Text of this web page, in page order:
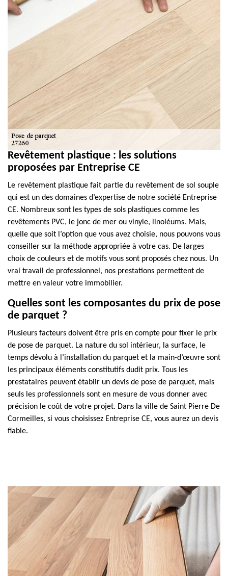
Revêtement plastique : les solutions
proposées par Entreprise CE
Le revêtement plastique fait partie du revêtement de sol souple
qui est un des domaines d’expertise de notre société Entreprise
CE. Nombreux sont les types de sols plastiques comme les
revêtements PVC, le jonc de mer ou vinyle, linoléums. Mais,
quelle que soit l’option que vous avez choisie, nous pouvons vous
conseiller sur la méthode appropriée à votre cas. De larges
choix de couleurs et de motifs vous sont proposés chez nous. Un
vrai travail de professionnel, nos prestations permettent de
mettre en valeur votre immobilier.
Quelles sont les composantes du prix de pose
de parquet ?
Plusieurs facteurs doivent être pris en compte pour fixer le prix
de pose de parquet. La nature du sol intérieur, la surface, le
temps dévolu à l’installation du parquet et la main-d’œuvre sont
les principaux éléments constitutifs dudit prix. Tous les
prestataires peuvent établir un devis de pose de parquet, mais
seuls les professionnels sont en mesure de vous donner avec
précision le coût de votre projet. Dans la ville de Saint Pierre De
Cormeilles, si vous choisissez Entreprise CE, vous aurez un devis
fiable.